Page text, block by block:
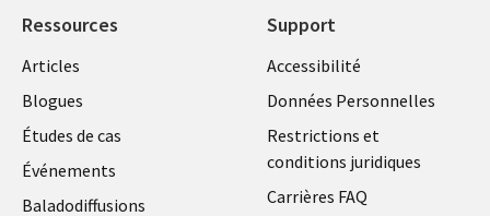
Ressources
Articles
Blogues
Études de cas
Événements
Baladodiffusions
Support
Accessibilité
Données Personnelles
Restrictions et
conditions juridiques
Carrières FAQ